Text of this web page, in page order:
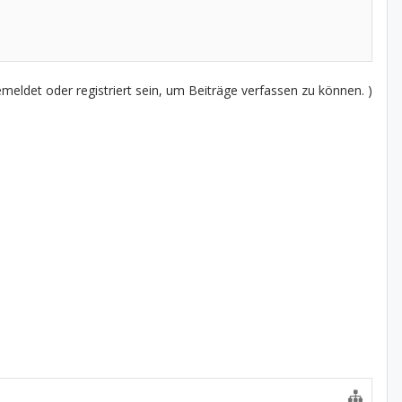
oder registriert sein, um Beiträge verfassen zu können. )